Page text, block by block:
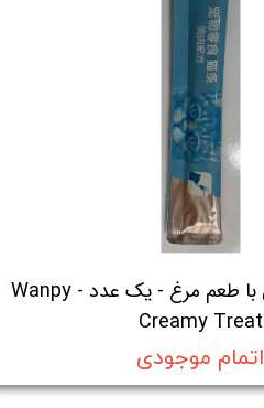
بستنی گربه ونپی با طعم مرغ - یک عدد - Wanpy
Creamy Treat
اتمام موجودی